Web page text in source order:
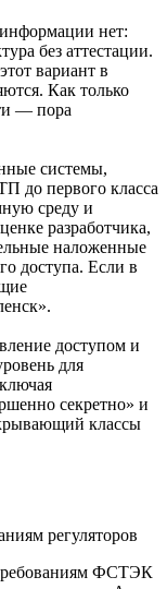
нет:
без аттестации.
вариант в
Как только
— пора
системы,
первого класса
среду и
разработчика,
наложенные
доступа. Если в
доступом и
для
секретно» и
классы
регуляторов
ФСТЭК